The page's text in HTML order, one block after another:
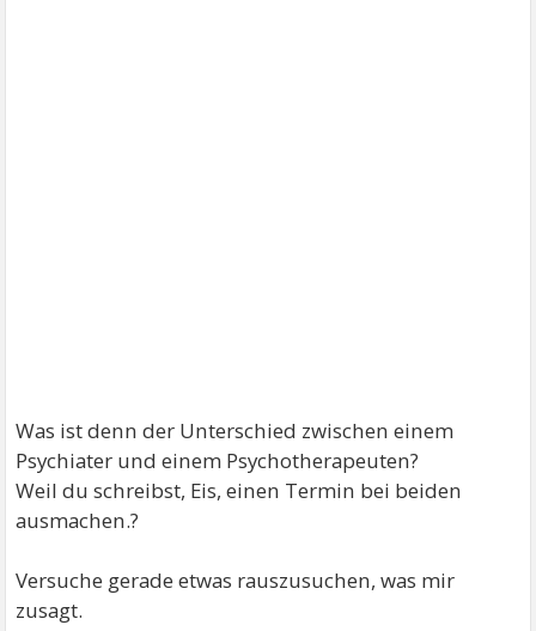
Was ist denn der Unterschied zwischen einem
Psychiater und einem Psychotherapeuten?
Weil du schreibst, Eis, einen Termin bei beiden
ausmachen.?
Versuche gerade etwas rauszusuchen, was mir
zusagt.